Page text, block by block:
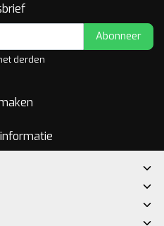
Abonneer
derden